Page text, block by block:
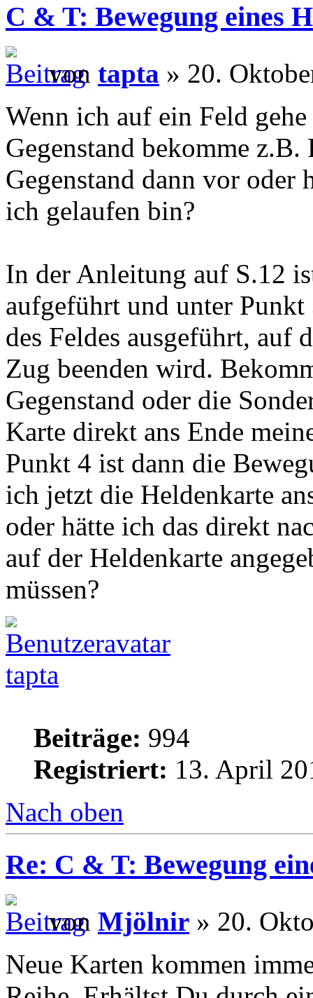
C & T: Bewegung eines
von tapta » 20.
Wenn ich auf ein Feld
Gegenstand bekomme
Gegenstand dann vor
ich gelaufen bin?
In der Anleitung auf S.12
aufgeführt und unter
des Feldes ausgeführt, auf
Zug beenden wird.
Gegenstand oder die
Karte direkt ans Ende
Punkt 4 ist dann die
ich jetzt die Heldenkarte
oder hätte ich das direkt
auf der Heldenkarte
müssen?
tapta
Beiträge: 994
Registriert: 13. April
Nach oben
Re: C & T: Bewegung
von Mjölnir » 20.
Neue Karten kommen